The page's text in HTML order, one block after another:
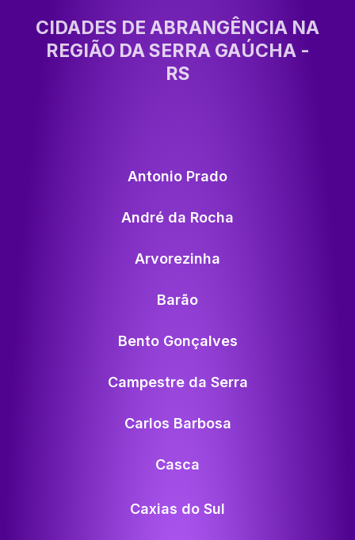
CIDADES DE ABRANGÊNCIA NA
REGIÃO DA SERRA GAÚCHA -
RS
Antonio Prado
André da Rocha
Arvorezinha
Barão
Bento Gonçalves
Campestre da Serra
Carlos Barbosa
Casca
Caxias do Sul